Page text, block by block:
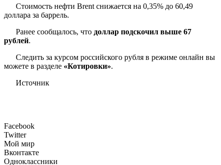
Стоимость нефти Brent снижается на 0,35% до 60,49
доллара за баррель.
Ранее сообщалось, что доллар подскочил выше 67
рублей.
Следить за курсом российского рубля в режиме онлайн вы
можете в разделе «Котировки».
Источник
Facebook
Twitter
Мой мир
Вконтакте
Одноклассники